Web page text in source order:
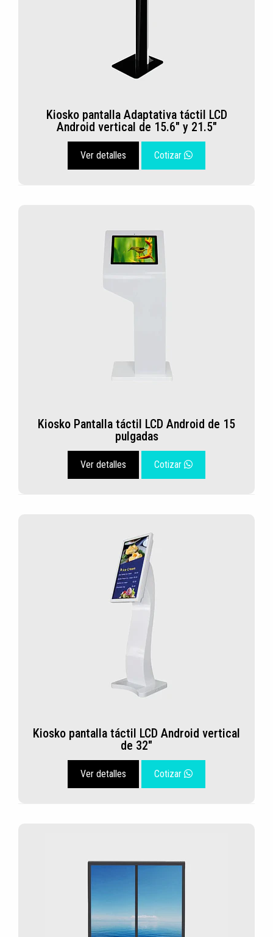
Kiosko pantalla Adaptativa táctil LCD
Android vertical de 15.6" y 21.5"
Ver detalles Cotizar
Kiosko Pantalla táctil LCD Android de 15
pulgadas
Ver detalles Cotizar
Kiosko pantalla táctil LCD Android vertical
de 32"
Ver detalles Cotizar